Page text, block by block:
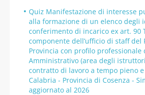
Quiz Manifestazione di interesse
alla formazione di un elenco degli
conferimento di incarico ex art. 90
componente dell’ufficio di staff del
Provincia con profilo
Amministrativo (area degli
contratto di lavoro a tempo pieno
Calabria - Provincia di Cosenza -
aggiornato al 2026